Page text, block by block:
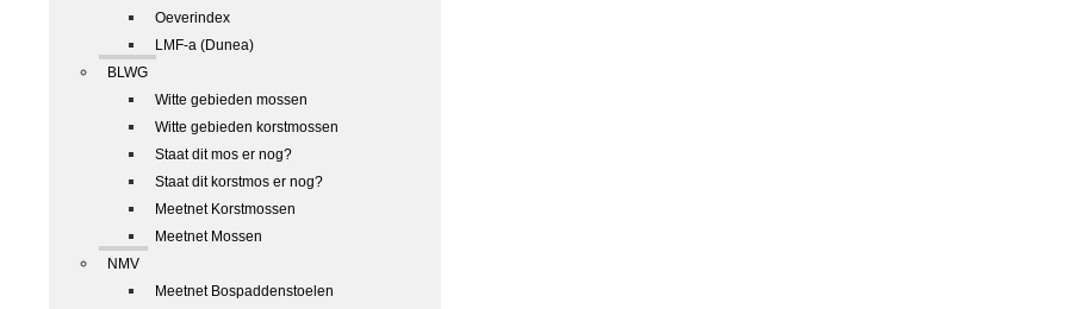
Oeverindex
LMF-a (Dunea)
BLWG
Witte gebieden mossen
Witte gebieden korstmossen
Staat dit mos er nog?
Staat dit korstmos er nog?
Meetnet Korstmossen
Meetnet Mossen
NMV
Meetnet Bospaddenstoelen